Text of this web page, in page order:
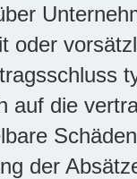
oder
auf die
der